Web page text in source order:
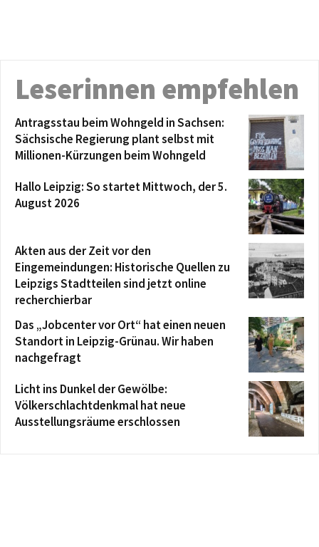
Leserinnen empfehlen
Antragsstau beim Wohngeld in Sachsen:
Sächsische Regierung plant selbst mit
Millionen-Kürzungen beim Wohngeld
Hallo Leipzig: So startet Mittwoch, der 5.
August 2026
Akten aus der Zeit vor den
Eingemeindungen: Historische Quellen zu
Leipzigs Stadtteilen sind jetzt online
recherchierbar
Das „Jobcenter vor Ort“ hat einen neuen
Standort in Leipzig-Grünau. Wir haben
nachgefragt
Licht ins Dunkel der Gewölbe:
Völkerschlachtdenkmal hat neue
Ausstellungsräume erschlossen